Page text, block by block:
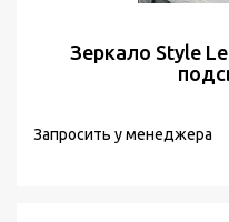
Зеркало Style
Запросить у менеджера